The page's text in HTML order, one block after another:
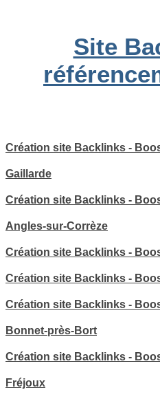
Site
Création site Backlinks -
Gaillarde
Création site Backlinks -
Angles-sur-Corrèze
Création site Backlinks -
Création site Backlinks -
Création site Backlinks -
Bonnet-près-Bort
Création site Backlinks -
Fréjoux